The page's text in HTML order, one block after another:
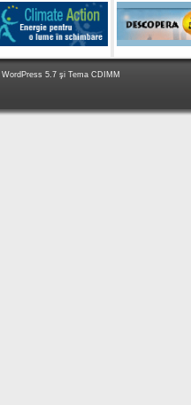
WordPress 5.7 şi Tema CDIMM